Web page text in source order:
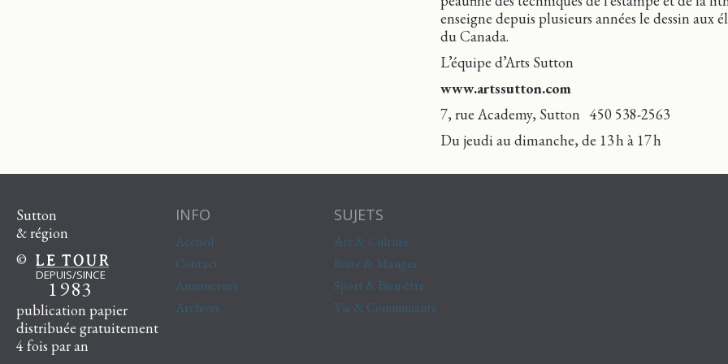
enseigne depuis plusieurs années le dessin aux
du Canada.
L’équipe d’Arts Sutton
www.artssutton.com
7, rue Academy, Sutton 450 538-2563
Du jeudi au dimanche, de 13 h à 17 h
Sutton
& région
©
DEPUIS/SINCE
1983
publication papier
distribuée gratuitement
4 fois par an
INFO
Accueil
Contact
Annonceurs
Archives
SUJETS
Art & Culture
Boire & Manger
Sport & Bien-être
Vie & Communauté